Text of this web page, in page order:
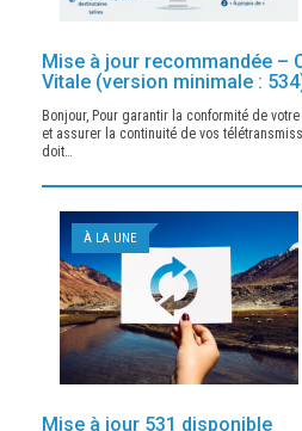
Mise à jour recommandée –
Vitale (version minimale :
Bonjour, Pour garantir la conformité de
et assurer la continuité de vos
doit…
À LA UNE
Mise à jour 531 disponible